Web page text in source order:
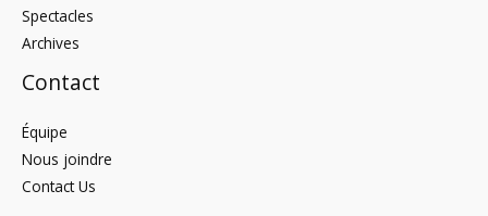
Spectacles
Archives
Contact
Équipe
Nous joindre
Contact Us